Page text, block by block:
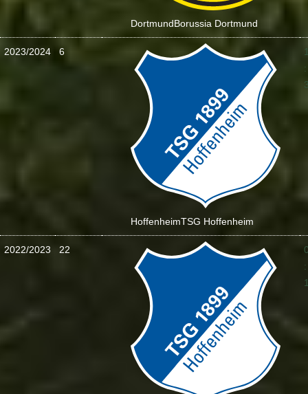
DortmundBorussia Dortmund
2023/2024 6
HoffenheimTSG Hoffenheim
:
2022/2023 22
: